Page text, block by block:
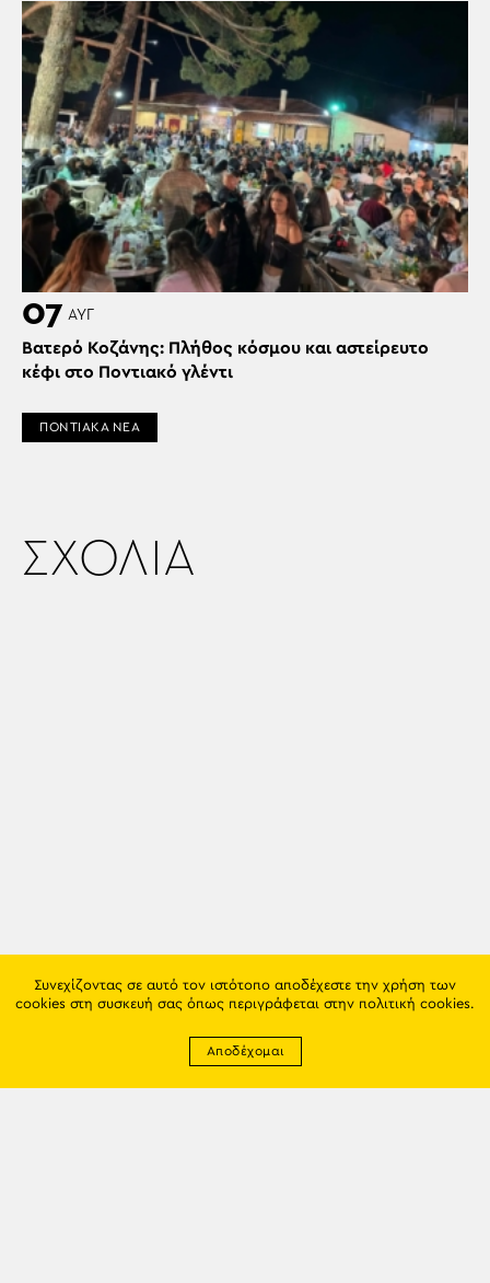
07 ΑΥΓ
Βατερό Κοζάνης: Πλήθος κόσμου και αστείρευτο
κέφι στο Ποντιακό γλέντι
ΠΟΝΤΙΑΚΑ ΝΕΑ
ΣΧΟΛΙΑ
Συνεχίζοντας σε αυτό τον ιστότοπο αποδέχεστε την χρήση των
cookies στη συσκευή σας όπως περιγράφεται στην πολιτική cookies.
Αποδέχομαι